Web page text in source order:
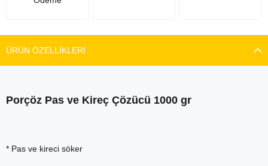
ÜRÜN ÖZELLIKLERI
Porçöz Pas ve Kireç Çözücü 1000 gr
* Pas ve kireci söker